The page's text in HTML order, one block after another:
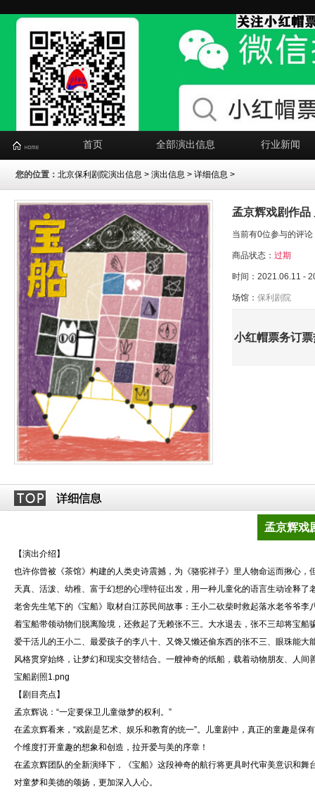
首页 全部演出信息 行业新闻
您的位置： 北京保利剧院演出信息 > 演出信息 > 详细信息 >
孟京辉戏剧作品
当前有0位参与的评论
商品状态： 过期
时间：2021.06.11 -
场馆： 保利剧院
小红帽票务订
孟京辉戏
【演出介绍】
也许你曾被《茶馆》构建的人类史诗震撼，为《骆驼祥子》里人物命运而揪心
天真、活泼、幼稚、富于幻想的心理特征出发，用一种儿童化的语言生动诠释了
老舍先生笔下的《宝船》取材自江苏民间故事：王小二砍柴时救起落水老爷爷
着宝船带领动物们脱离险境，还救起了无赖张不三。大水退去，张不三却将宝
爱干活儿的王小二、最爱孩子的李八十、又馋又懒还偷东西的张不三、眼珠能
风格贯穿始终，让梦幻和现实交替结合。一艘神奇的纸船，载着动物朋友、人间
宝船剧照1.png
【剧目亮点】
孟京辉说：“一定要保卫儿童做梦的权利。”
在孟京辉看来，“戏剧是艺术、娱乐和教育的统一”。儿童剧中，真正的童趣是
个维度打开童趣的想象和创造，拉开爱与美的序章！
在孟京辉团队的全新演绎下，《宝船》这段神奇的航行将更具时代审美意识和
对童梦和美德的颂扬，更加深入人心。